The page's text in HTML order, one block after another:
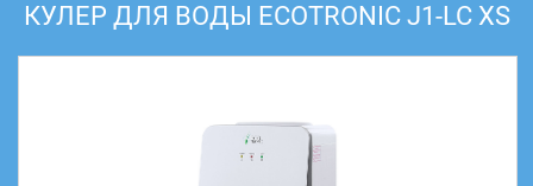
КУЛЕР ДЛЯ ВОДЫ ECOTRONIC J1-LC XS